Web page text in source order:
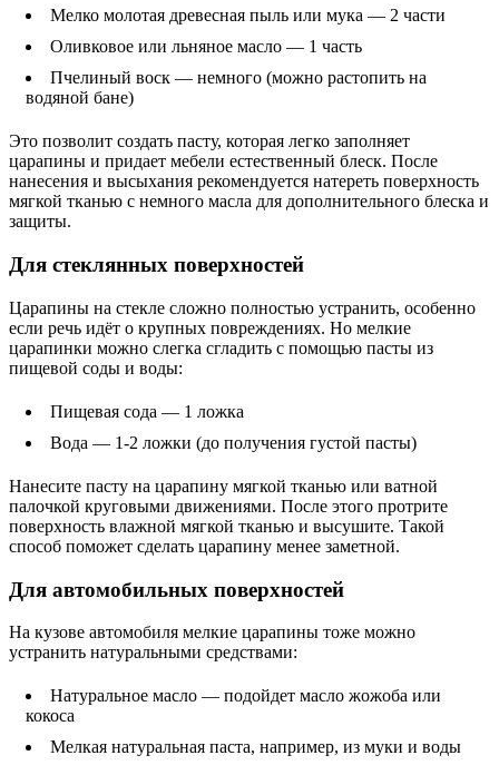
Мелко молотая древесная пыль или мука — 2 части
Оливковое или льняное масло — 1 часть
Пчелиный воск — немного (можно растопить на
водяной бане)
Это позволит создать пасту, которая легко заполняет
царапины и придает мебели естественный блеск. После
нанесения и высыхания рекомендуется натереть поверхность
мягкой тканью с немного масла для дополнительного блеска и
защиты.
Для стеклянных поверхностей
Царапины на стекле сложно полностью устранить, особенно
если речь идёт о крупных повреждениях. Но мелкие
царапинки можно слегка сгладить с помощью пасты из
пищевой соды и воды:
Пищевая сода — 1 ложка
Вода — 1-2 ложки (до получения густой пасты)
Нанесите пасту на царапину мягкой тканью или ватной
палочкой круговыми движениями. После этого протрите
поверхность влажной мягкой тканью и высушите. Такой
способ поможет сделать царапину менее заметной.
Для автомобильных поверхностей
На кузове автомобиля мелкие царапины тоже можно
устранить натуральными средствами:
Натуральное масло — подойдет масло жожоба или
кокоса
Мелкая натуральная паста, например, из муки и воды